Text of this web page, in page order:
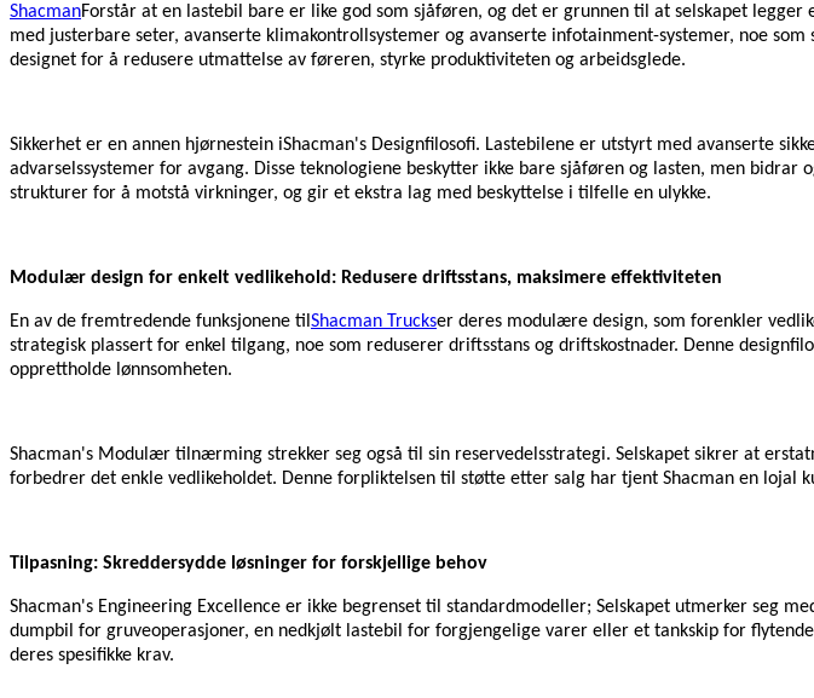
ShacmanForstår at en lastebil bare er like god som sjåføren, og det er grunnen til at selskapet
med justerbare seter, avanserte klimakontrollsystemer og avanserte infotainment-systemer, noe
designet for å redusere utmattelse av føreren, styrke produktiviteten og arbeidsglede.
Sikkerhet er en annen hjørnestein iShacman's Designfilosofi. Lastebilene er utstyrt med avanserte
advarselssystemer for avgang. Disse teknologiene beskytter ikke bare sjåføren og lasten, men
strukturer for å motstå virkninger, og gir et ekstra lag med beskyttelse i tilfelle en ulykke.
Modulær design for enkelt vedlikehold: Redusere driftsstans, maksimere effektiviteten
En av de fremtredende funksjonene til Shacman Truckser deres modulære design, som forenkler
strategisk plassert for enkel tilgang, noe som reduserer driftsstans og driftskostnader. Denne
opprettholde lønnsomheten.
Shacman's Modulær tilnærming strekker seg også til sin reservedelsstrategi. Selskapet sikrer at
forbedrer det enkle vedlikeholdet. Denne forpliktelsen til støtte etter salg har tjent Shacman en
Tilpasning: Skreddersydde løsninger for forskjellige behov
Shacman's Engineering Excellence er ikke begrenset til standardmodeller; Selskapet utmerker seg
dumpbil for gruveoperasjoner, en nedkjølt lastebil for forgjengelige varer eller et tankskip for
deres spesifikke krav.